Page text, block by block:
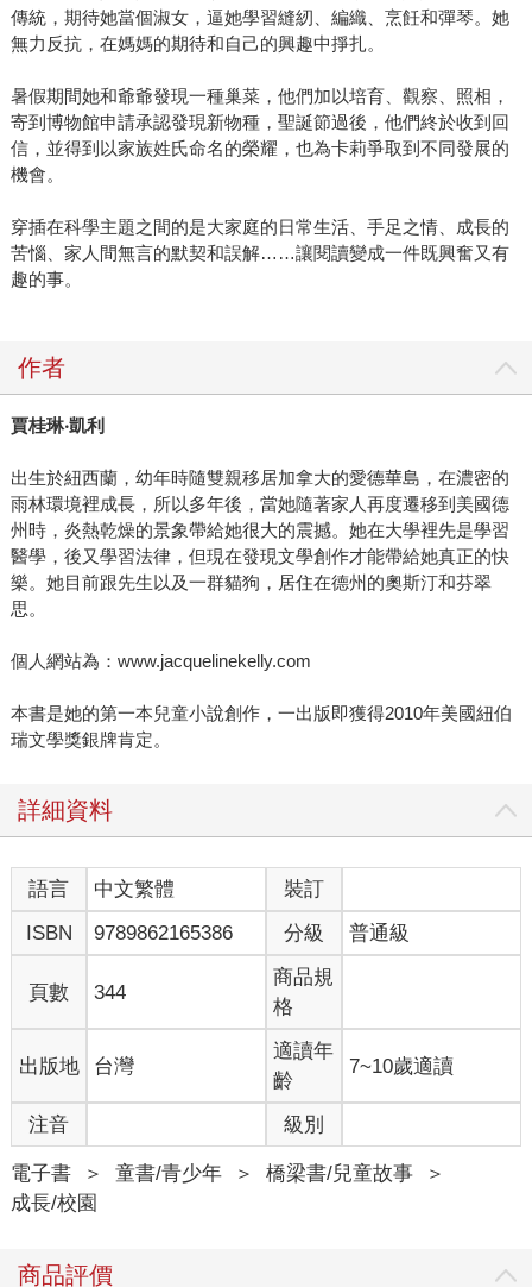
傳統，期待她當個淑女，逼她學習縫紉、編織、烹飪和彈琴。她
無力反抗，在媽媽的期待和自己的興趣中掙扎。
暑假期間她和爺爺發現一種巢菜，他們加以培育、觀察、照相，
寄到博物館申請承認發現新物種，聖誕節過後，他們終於收到回
信，並得到以家族姓氏命名的榮耀，也為卡莉爭取到不同發展的
機會。
穿插在科學主題之間的是大家庭的日常生活、手足之情、成長的
苦惱、家人間無言的默契和誤解……讓閱讀變成一件既興奮又有
趣的事。
作者
賈桂琳‧凱利
出生於紐西蘭，幼年時隨雙親移居加拿大的愛德華島，在濃密的
雨林環境裡成長，所以多年後，當她隨著家人再度遷移到美國德
州時，炎熱乾燥的景象帶給她很大的震撼。她在大學裡先是學習
醫學，後又學習法律，但現在發現文學創作才能帶給她真正的快
樂。她目前跟先生以及一群貓狗，居住在德州的奧斯汀和芬翠
思。
個人網站為：www.jacquelinekelly.com
本書是她的第一本兒童小說創作，一出版即獲得2010年美國紐伯
瑞文學獎銀牌肯定。
詳細資料
語言 中文繁體
裝訂
ISBN
9789862165386 分級 普通級
頁數 344
商品規
格
出版地 台灣
適讀年
齡
7~10歲適讀
注音 級別
電子書 ＞ 童書/青少年 ＞ 橋梁書/兒童故事
＞
成長/校園
商品評價